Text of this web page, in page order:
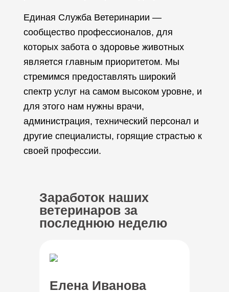
Единая Служба Ветеринарии —
сообщество профессионалов, для
которых забота о здоровье животных
является главным приоритетом. Мы
стремимся предоставлять широкий
спектр услуг на самом высоком уровне, и
для этого нам нужны врачи,
администрация, технический персонал и
другие специалисты, горящие страстью к
своей профессии.
Заработок наших
ветеринаров за
последнюю неделю
Елена Иванова